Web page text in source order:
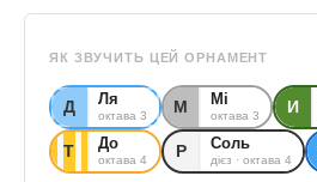
ЯК ЗВУЧИТЬ ЦЕЙ ОРНАМЕНТ
Д Ля
октава 3 М Мі
октава 3 И
Т До
октава 4 Р Соль
дієз · октава 4